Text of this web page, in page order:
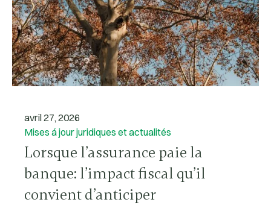
avril 27, 2026
Mises á jour juridiques et actualités
Lorsque l’assurance paie la
banque: l’impact fiscal qu’il
convient d’anticiper